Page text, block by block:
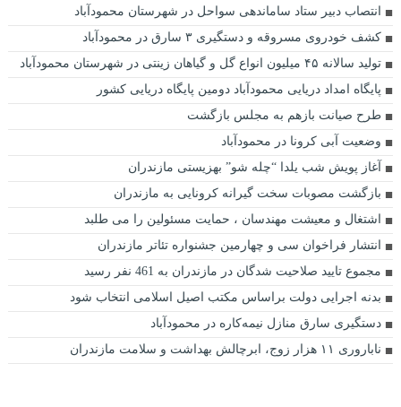
انتصاب دبیر ستاد ساماندهی سواحل در شهرستان محمودآباد
کشف خودروی مسروقه و دستگیری ۳ سارق در محمودآباد
تولید سالانه ۴۵ میلیون انواع گل و گیاهان زینتی در شهرستان محمودآباد
پایگاه امداد دریایی محمودآباد دومین پایگاه دریایی کشور
طرح صیانت بازهم به مجلس بازگشت
وضعیت آبی کرونا در محمودآباد
آغاز پویش شب یلدا “چله شو” بهزیستی مازندران
بازگشت مصوبات سخت گیرانه کرونایی به مازندران
اشتغال و معیشت مهندسان ، حمایت مسئولین را می طلبد
انتشار فراخوان سی و چهارمین جشنواره تئاتر مازندران
مجموع تایید صلاحیت شدگان در مازندران به 461 نفر رسید
بدنه اجرایی دولت براساس مکتب اصیل اسلامی انتخاب شود
دستگیری سارق منازل نیمه‌کاره در محمودآباد
ناباروری ۱۱ هزار زوج، ابرچالش بهداشت و سلامت مازندران